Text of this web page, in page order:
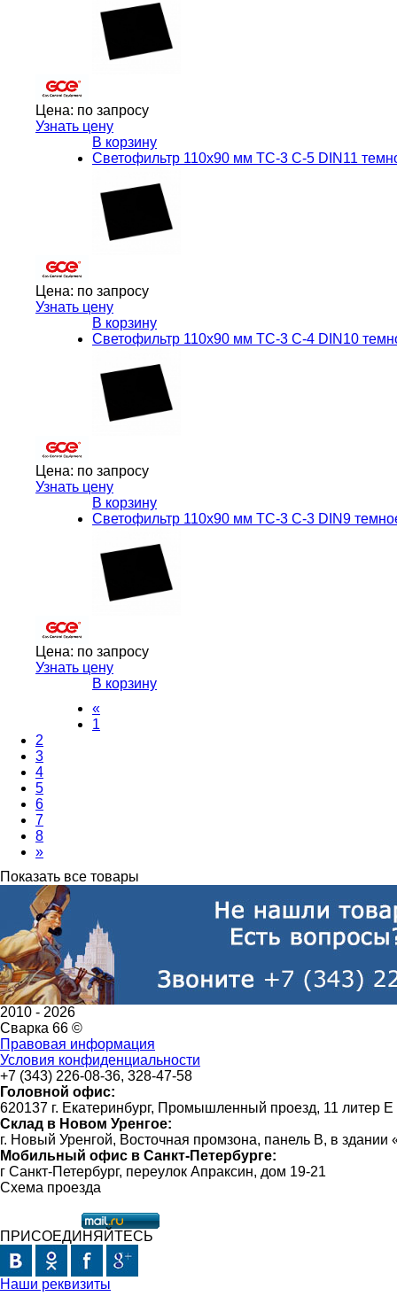
Цена: по запросу
Узнать цену
В корзину
Светофильтр 110х90 мм ТС-3 С-5 DIN11
Цена: по запросу
Узнать цену
В корзину
Светофильтр 110х90 мм ТС-3 С-4 DIN10
Цена: по запросу
Узнать цену
В корзину
Светофильтр 110х90 мм ТС-3 С-3 DIN9
Цена: по запросу
Узнать цену
В корзину
«
1
2
3
4
5
6
7
8
»
Показать все товары
2010 - 2026
Сварка 66 ©
Правовая информация
Условия конфиденциальности
+7 (343) 226-08-36, 328-47-58
Головной офис:
620137 г. Екатеринбург, Промышленный проезд, 11 литер Е
Склад в Новом Уренгое:
г. Новый Уренгой, Восточная промзона, панель В, в
Мобильный офис в Санкт-Петербурге:
г Санкт-Петербург, переулок Апраксин, дом 19-21
Схема проезда
ПРИСОЕДИНЯЙТЕСЬ
Наши реквизиты